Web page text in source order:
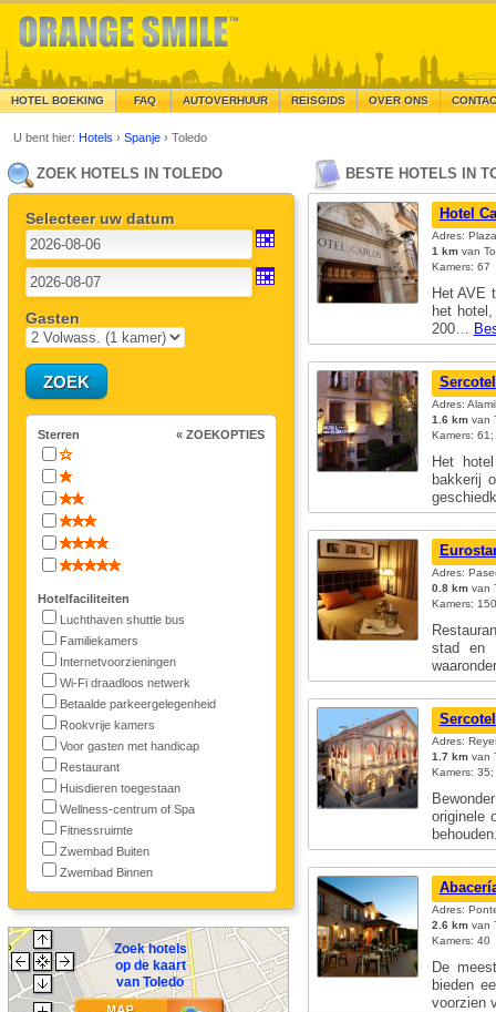
HOTEL BOEKING FAQ AUTOVERHUUR REISGIDS OVER ONS
U bent hier:Hotels›Spanje›Toledo
ZOEK HOTELS IN TOLEDO
Selecteer uw datum
Gasten
Sterren « ZOEKOPTIES
Hotelfaciliteiten
Luchthaven shuttle bus
Familiekamers
Internetvoorzieningen
Wi-Fi draadloos netwerk
Betaalde parkeergelegenheid
Rookvrije kamers
Voor gasten met handicap
Restaurant
Huisdieren toegestaan
Wellness-centrum of Spa
Fitnessruimte
Zwembad Buiten
Zwembad Binnen
Zoek hotels
op de kaart
van Toledo
BESTE HOTELS IN
Hotel
Adres:
1 kmvan
Kamers: 67
Het AVE
het
200…
Adres:
1.6 kmvan
Kamers:
Het
bakkerij
Adres:
0.8 kmvan
Kamers:
stad en
Adres:
1.7 kmvan
Kamers:
originele
Adres:
2.6 kmvan
Kamers: 40
De
bieden
voorzien